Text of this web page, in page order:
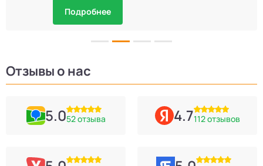
Отзывы о нас
5.052 отзыва 4.7112 отзывов